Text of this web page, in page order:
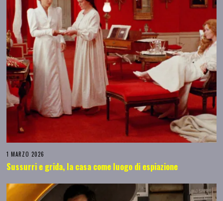
1 MARZO 2026
Sussurri e grida, la casa come luogo di espiazione